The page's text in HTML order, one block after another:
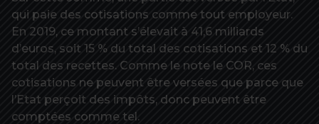
qui paie des cotisations comme tout employeur.
En 2019, ce montant s’élevait à 41,6 milliards
d’euros, soit 15 % du total des cotisations et 12 % du
total des recettes. Comme le note le COR, ces
cotisations ne peuvent être versées que parce que
l’Etat perçoit des impôts, donc peuvent être
comptées comme tel.